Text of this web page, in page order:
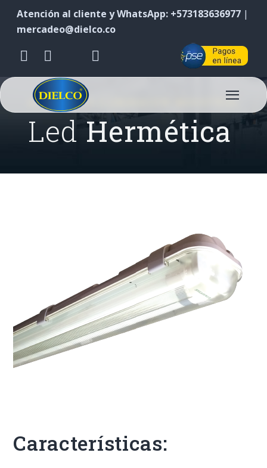
Atención al cliente y WhatsApp: +573183636977 |
mercadeo@dielco.co
ALUMBRADO ILUMINACIÓN INDUSTRIAL
Led Hermética
Características: